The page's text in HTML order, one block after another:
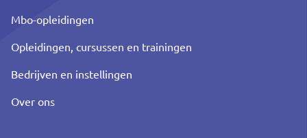
Mbo-opleidingen
Opleidingen, cursussen en trainingen
Bedrijven en instellingen
Over ons